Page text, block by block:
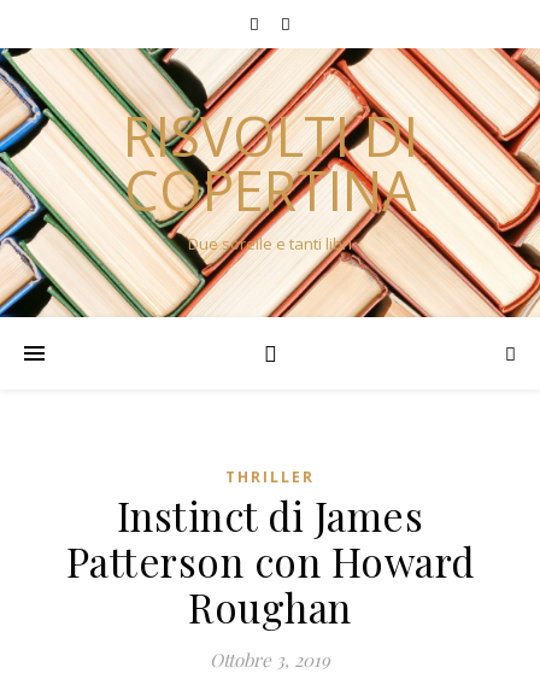
RISVOLTI DI
COPERTINA
Due sorelle e tanti libri
THRILLER
Instinct di James
Patterson con Howard
Roughan
Ottobre 3, 2019